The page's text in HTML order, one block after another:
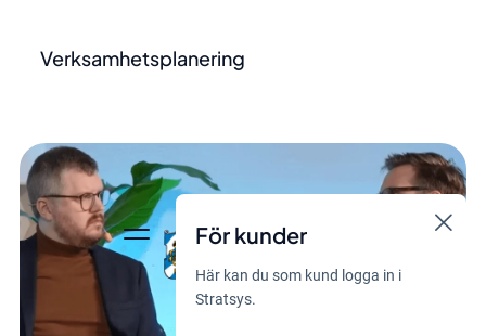
För kunder
Här kan du som kund logga in i
Stratsys.
Verksamhetsplanering